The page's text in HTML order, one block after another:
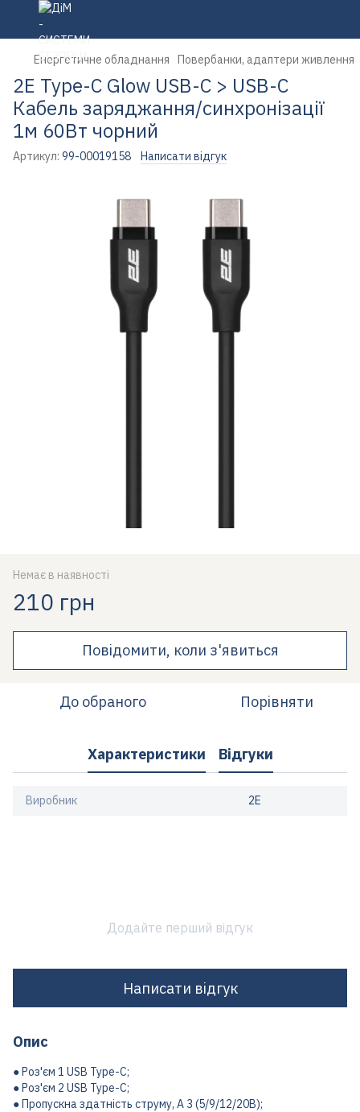
Енергетичне обладнання Повербанки, адаптери живлення
2E Type-C Glow USB-C > USB-C
Кабель заряджання/синхронізації
1м 60Вт чорний
Артикул: 99-00019158 Написати відгук
Немає в наявності
210 грн
Повідомити, коли з'явиться
До обраного Порівняти
Характеристики Відгуки
Виробник 2E
Додайте перший відгук
Написати відгук
Опис
● Роз'єм 1 USB Type-C;
● Роз'єм 2 USB Type-C;
● Пропускна здатність струму, A 3 (5/9/12/20В);